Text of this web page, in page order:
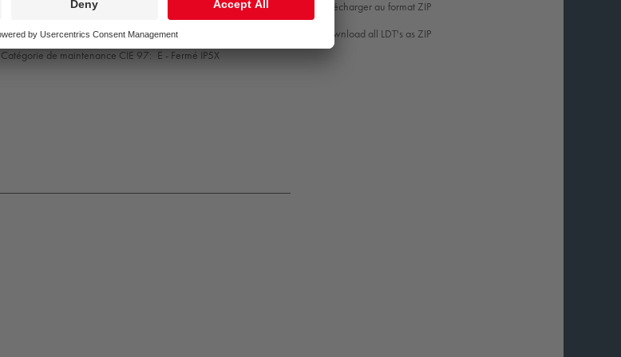
Télécharger au format ZIP
Download all LDT's as ZIP
1x LED_DRV
8,7 W Facteur de puissance = 0,53
Gestion d’éclairage: FIX
Catégorie de maintenance CIE 97: E - Fermé IP5X